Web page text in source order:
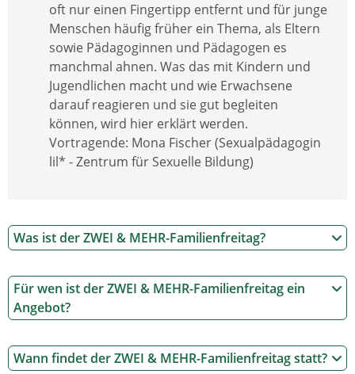
oft nur einen Fingertipp entfernt und für junge
Menschen häufig früher ein Thema, als Eltern
sowie Pädagoginnen und Pädagogen es
manchmal ahnen. Was das mit Kindern und
Jugendlichen macht und wie Erwachsene
darauf reagieren und sie gut begleiten
können, wird hier erklärt werden.
Vortragende: Mona Fischer (Sexualpädagogin
lil* - Zentrum für Sexuelle Bildung)
Was ist der ZWEI & MEHR-Familienfreitag?
Für wen ist der ZWEI & MEHR-Familienfreitag ein
Angebot?
Wann findet der ZWEI & MEHR-Familienfreitag statt?